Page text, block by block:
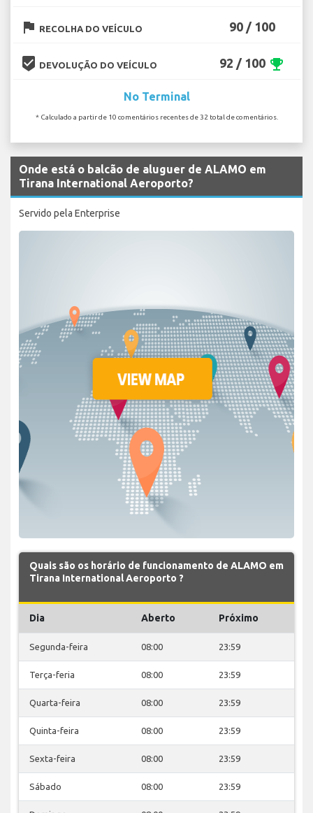
flag RECOLHA DO VEÍCULO 90 / 100
beenhere DEVOLUÇÃO DO VEÍCULO 92 / 100 emoji_events
No Terminal
* Calculado a partir de 10 comentários recentes de 32 total de comentários.
Onde está o balcão de aluguer de ALAMO em
Tirana International Aeroporto?
Servido pela Enterprise
Quais são os horário de funcionamento de ALAMO em
Tirana International Aeroporto ?
Dia Aberto Próximo
Segunda-feira 08:00 23:59
Terça-feria 08:00 23:59
Quarta-feira 08:00 23:59
Quinta-feira 08:00 23:59
Sexta-feira 08:00 23:59
Sábado 08:00 23:59